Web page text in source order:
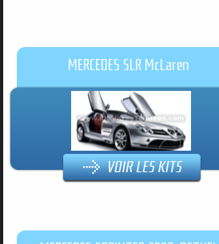
MERCEDES SLR McLaren